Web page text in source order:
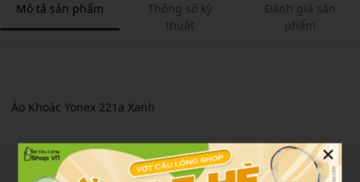
Mô tả sản phẩm
Thông số kỹ
thuật
Đánh giá sản
phẩm
Áo Khoác Yonex 221a Xanh
×